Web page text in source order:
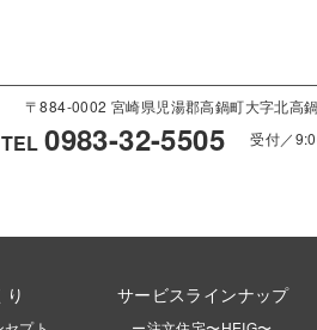
〒884-0002 宮崎県児湯郡高鍋町大字北高
TEL0983-32-5505 受付／
サービスラインナップ